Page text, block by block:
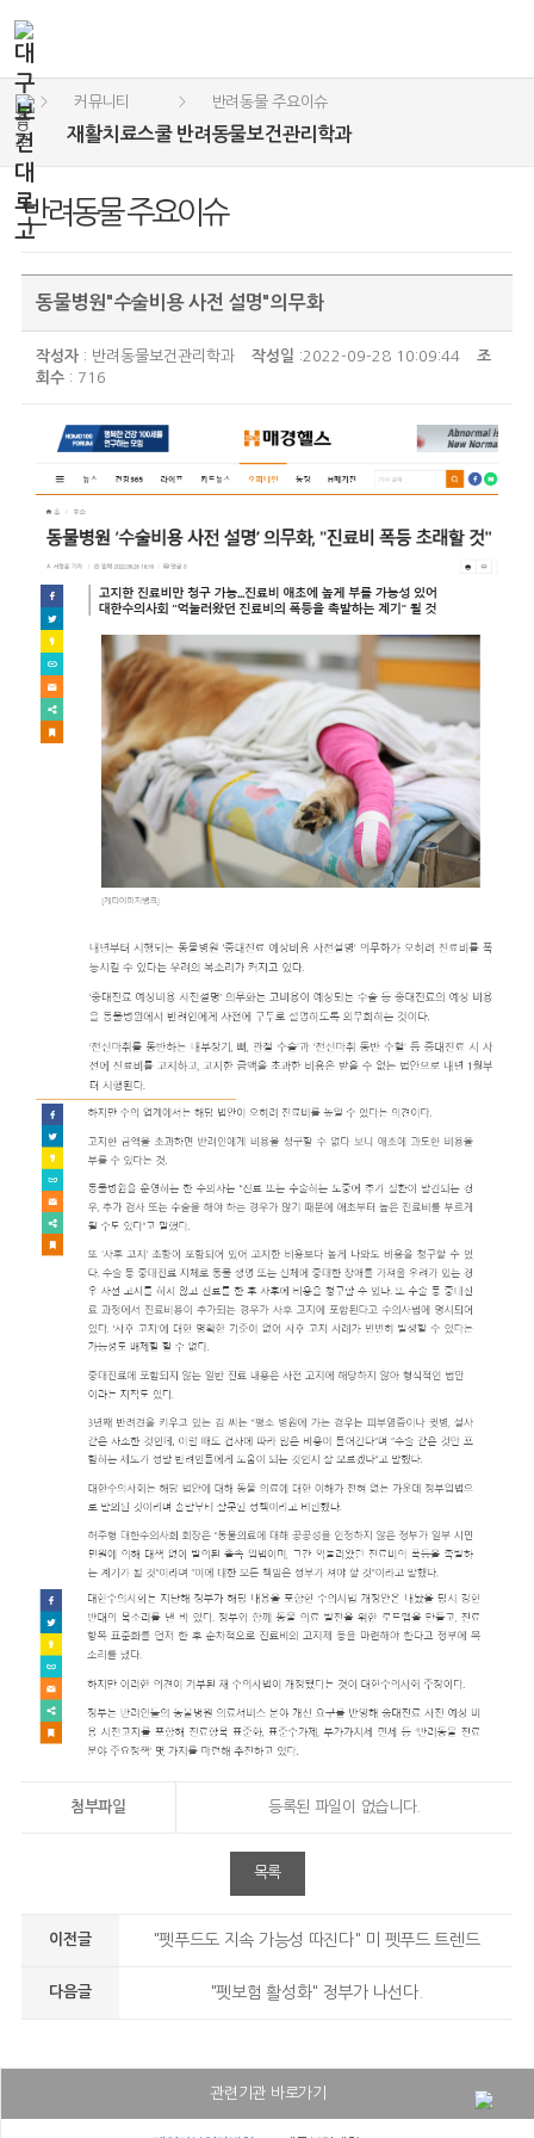
재활치료스쿨 반려동물보건관리학과
> 커뮤니티 > 반려동물 주요이슈
반려동물 주요이슈
동물병원"수술비용 사전 설명"의무화
작성자 : 반려동물보건관리학과 작성일 :2022-09-28 10:09:44
조
회수 : 716
첨부파일 등록된 파일이 없습니다.
목록
이전글 "펫푸드도 지속 가능성 따진다" 미 펫푸드 트렌드
다음글 "펫보험 활성화" 정부가 나선다.
관련기관 바로가기
대구보건대학교병원